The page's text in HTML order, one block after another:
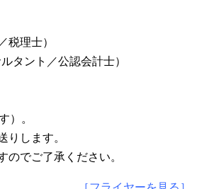
理士）
タント／公認会計士）
）。
りします。
でご了承ください。